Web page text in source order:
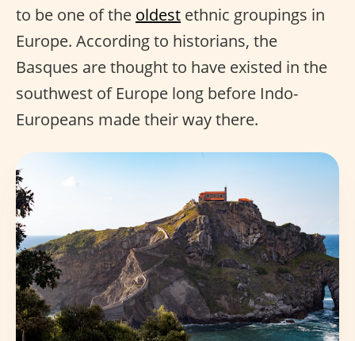
to be one of the oldest ethnic groupings in
Europe. According to historians, the
Basques are thought to have existed in the
southwest of Europe long before Indo-
Europeans made their way there.